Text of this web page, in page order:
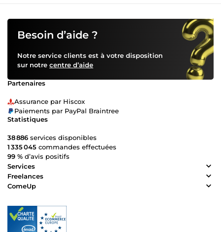
Besoin d’aide ?
Notre service clients est à votre disposition
sur notre centre d’aide
Partenaires
Assurance par Hiscox
Paiements par PayPal Braintree
Statistiques
38 886 services disponibles
1 335 045 commandes effectuées
99 % d’avis positifs
Services
Freelances
ComeUp